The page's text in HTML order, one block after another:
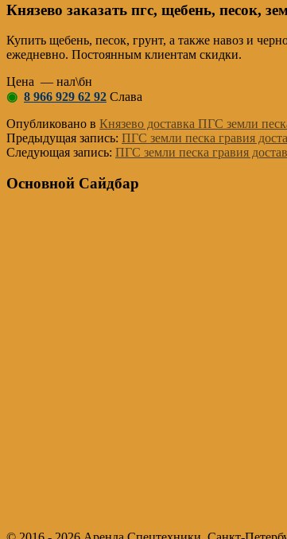
Князево заказать пгс, щебень, песок,
Купить щебень, песок, грунт, а также навоз и
ежедневно. Постоянным клиентам скидки.
Цена — нал\бн
◉ 8 966 929 62 92 Слава
Опубликовано в Князево доставка ПГС земли
Предыдущая запись: ПГС земли песка гравия
Следующая запись: ПГС земли песка гравия
Основной Сайдбар